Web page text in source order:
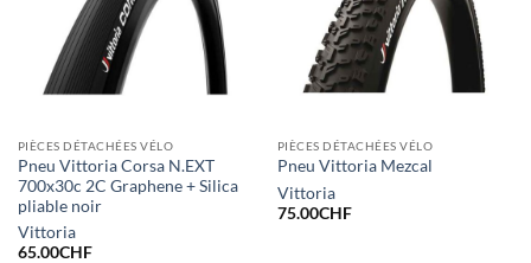
PIÈCES DÉTACHÉES VÉLO
Pneu Vittoria Corsa N.EXT
700x30c 2C Graphene + Silica
pliable noir
Vittoria
65.00CHF
PIÈCES DÉTACHÉES VÉLO
Pneu Vittoria Mezcal
Vittoria
75.00CHF